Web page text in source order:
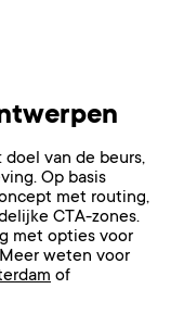
van de beurs,
Op basis
met routing,
CTA-zones.
met opties voor
weten voor
of